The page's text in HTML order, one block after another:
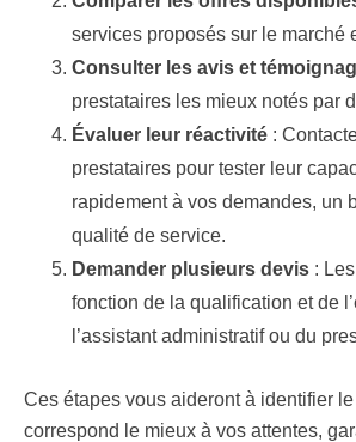
services proposés sur le marché
Consulter les avis et
prestataires les mieux notés par
Évaluer leur réactivité :
prestataires pour tester leur
rapidement à vos demandes, un
qualité de service.
Demander plusieurs devis :
fonction de la qualification et de
l’assistant administratif ou du
Ces étapes vous aideront à identifier
correspond le mieux à vos attentes,